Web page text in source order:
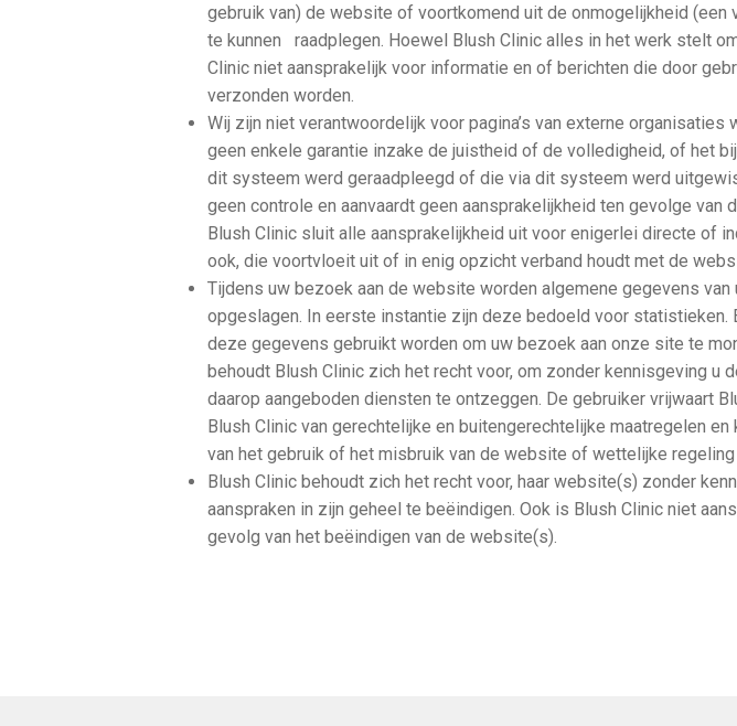
gebruik van) de website of voortkomend uit de onmogelijkheid (een
te kunnen raadplegen. Hoewel Blush Clinic alles in het werk stelt
Clinic niet aansprakelijk voor informatie en of berichten die door
verzonden worden.
Wij zijn niet verantwoordelijk voor pagina’s van externe organisaties
geen enkele garantie inzake de juistheid of de volledigheid, of het
dit systeem werd geraadpleegd of die via dit systeem werd
geen controle en aanvaardt geen aansprakelijkheid ten gevolge van
Blush Clinic sluit alle aansprakelijkheid uit voor enigerlei directe of
ook, die voortvloeit uit of in enig opzicht verband houdt met de
Tijdens uw bezoek aan de website worden algemene gegevens
opgeslagen. In eerste instantie zijn deze bedoeld voor statistieken.
deze gegevens gebruikt worden om uw bezoek aan onze site te
behoudt Blush Clinic zich het recht voor, om zonder kennisgeving u
daarop aangeboden diensten te ontzeggen. De gebruiker vrijwaart
Blush Clinic van gerechtelijke en buitengerechtelijke maatregelen
van het gebruik of het misbruik van de website of wettelijke regeling
Blush Clinic behoudt zich het recht voor, haar website(s) zonder
aanspraken in zijn geheel te beëindigen. Ook is Blush Clinic niet
gevolg van het beëindigen van de website(s).